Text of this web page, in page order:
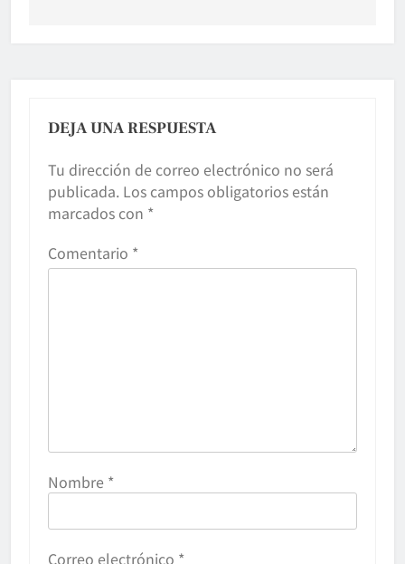
DEJA UNA RESPUESTA
Tu dirección de correo electrónico no será
publicada. Los campos obligatorios están
marcados con *
Comentario *
Nombre *
Correo electrónico *